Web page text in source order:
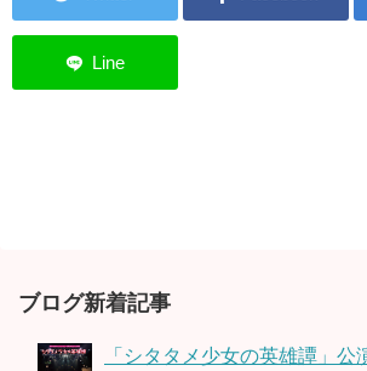
ブログ新着記事
「シタタメ少女の英雄譚」公